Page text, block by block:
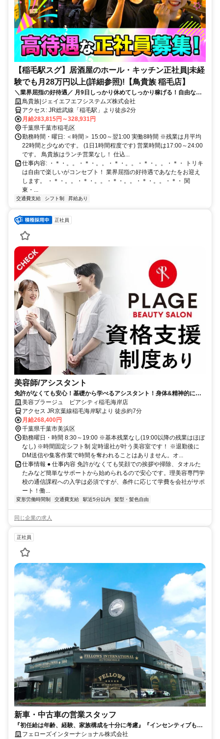
【稲毛駅スグ】居酒屋のホール・キッチン正社員|未経
験でも月28万円以上(詳細参照)!【鳥貴族 稲毛店】
＼業界屈指の好待遇／ 月9日しっかり休めてしっかり稼げる！自由な社
風で楽しく働ける！
鳥貴族|ジェイエフエフシステムズ株式会社
アクセス: JR総武線「稲毛駅」より徒歩2分
月給283,815円～328,931円
千葉県千葉市稲毛区
勤務時間・曜日: ＜時間＞ 15:00～翌1:00 実働8時間 ※残業は月平均
22時間と少なめです。 (1日1時間程度です) 営業時間は17:00～24:00
です。 鳥貴族はランチ営業なし！ 仕込...
仕事内容: ・＊・。。・＊・。。・＊・。。・＊・。。・＊・ トリキ
は自由で楽しいがコンセプト！ 業界屈指の好待遇であなたをお迎え
します。 ・＊・。。・＊・。。・＊・。。・＊・。。・＊・ 関
東・...
交通費支給 シフト制 昇給あり
正社員
美容師/アシスタント
免許がなくても安心！基礎から学べるアシスタント！身体&精神的にも
健康に働ける環境です！
美容プラージュ ピアシティ稲毛海岸店
アクセス JR京葉線稲毛海岸駅より 徒歩約7分
月給268,400円
千葉県千葉市美浜区
勤務曜日・時間 8:30～19:00 ※基本残業なし(19:00以降の残業はほぼ
なし) ※時間固定シフト制 定時退社が叶う美容室です！ ※退勤後に
DM送信や集客作業で時間を奪われることはありません。オ...
仕事情報 ● 仕事内容 免許がなくても笑顔での挨拶や掃除、タオルた
たみなど簡単なサポートから始められるので安心です。理美容専門学
校の通信課程への入学は必須ですが、条件に応じて学費を会社がサポ
ート！働...
変形労働時間制 交通費支給 駅近5分以内 髪型・髪色自由
同じ企業の求人
正社員
新車・中古車の営業スタッフ
『初任給は年齢、経験、家族構成を十分に考慮』『インセンティブもあ
り頑張りで年収１０００万円以上も可能！！』『完全週休２日＋有休で
フェローズインターナショナル株式会社